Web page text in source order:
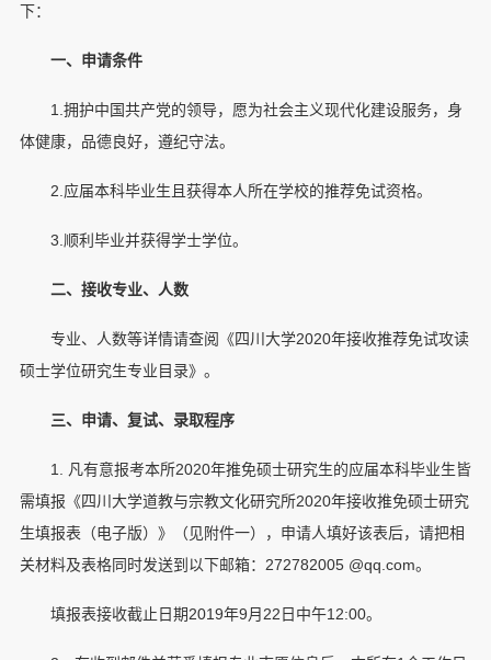
下：
一、申请条件
1.拥护中国共产党的领导，愿为社会主义现代化建设服务，身
体健康，品德良好，遵纪守法。
2.应届本科毕业生且获得本人所在学校的推荐免试资格。
3.顺利毕业并获得学士学位。
二、接收专业、人数
专业、人数等详情请查阅《四川大学2020年接收推荐免试攻读
硕士学位研究生专业目录》。
三、申请、复试、录取程序
1. 凡有意报考本所2020年推免硕士研究生的应届本科毕业生皆
需填报《四川大学道教与宗教文化研究所2020年接收推免硕士研究
生填报表（电子版）》（见附件一），申请人填好该表后，请把相
关材料及表格同时发送到以下邮箱：272782005 @qq.com。
填报表接收截止日期2019年9月22日中午12:00。